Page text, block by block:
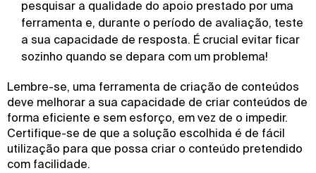
pesquisar a qualidade do apoio prestado por uma
ferramenta e, durante o período de avaliação, teste
a sua capacidade de resposta. É crucial evitar ficar
sozinho quando se depara com um problema!
Lembre-se, uma ferramenta de criação de conteúdos
deve melhorar a sua capacidade de criar conteúdos de
forma eficiente e sem esforço, em vez de o impedir.
Certifique-se de que a solução escolhida é de fácil
utilização para que possa criar o conteúdo pretendido
com facilidade.